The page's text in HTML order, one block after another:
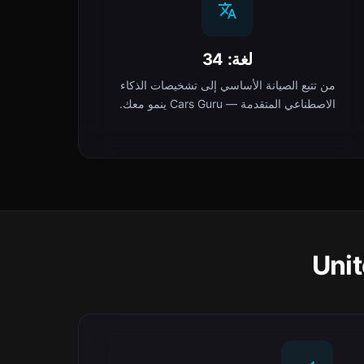
لغة: 34
من تتبع الصيانة الأساسي إلى تشخيصات الذكاء
الاصطناعي المتقدمة — Cars Guru ينمو معك.